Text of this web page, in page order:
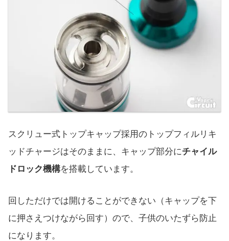
スクリュー式トップキャップ採用のトップフィルリキ
ッドチャージはそのままに、キャップ部分にチャイル
ドロック機構を搭載しています。
回しただけでは開けることができない（キャップを下
に押さえつけながら回す）ので、子供のいたずら防止
になります。